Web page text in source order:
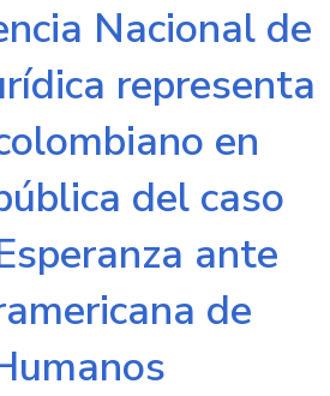
Nacional de
representa
en
del caso
ante
de